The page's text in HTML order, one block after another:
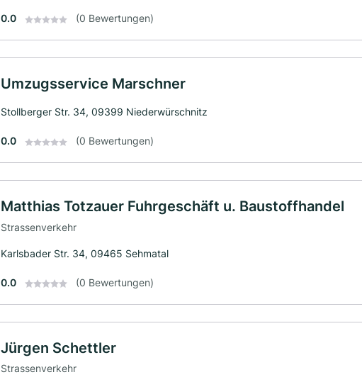
0.0 (0 Bewertungen)
Umzugsservice Marschner
Stollberger Str. 34, 09399 Niederwürschnitz
0.0 (0 Bewertungen)
Matthias Totzauer Fuhrgeschäft u. Baustoffhandel
Strassenverkehr
Karlsbader Str. 34, 09465 Sehmatal
0.0 (0 Bewertungen)
Jürgen Schettler
Strassenverkehr